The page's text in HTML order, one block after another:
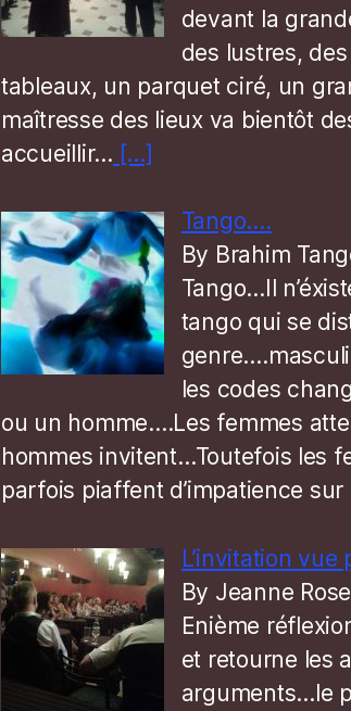
devant la
des lustres,
tableaux, un parquet ciré, un
maîtresse des lieux va bientôt
accueillir… […]
Tango….
By Brahim
Tango…Il
tango qui se
les codes
ou un homme….Les femmes
hommes invitent…Toutefois les
parfois piaffent d’impatience sur
L’invitation
By Jeanne Rose
Enième
et retourne les
arguments…le